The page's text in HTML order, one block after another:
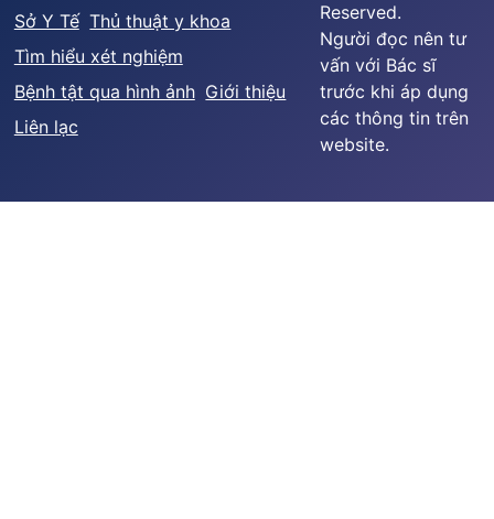
Sở Y Tế Thủ thuật y khoa
Tìm hiểu xét nghiệm
Bệnh tật qua hình ảnh Giới thiệu
Liên lạc
Reserved.
Người đọc nên tư
vấn với Bác sĩ
trước khi áp dụng
các thông tin trên
website.